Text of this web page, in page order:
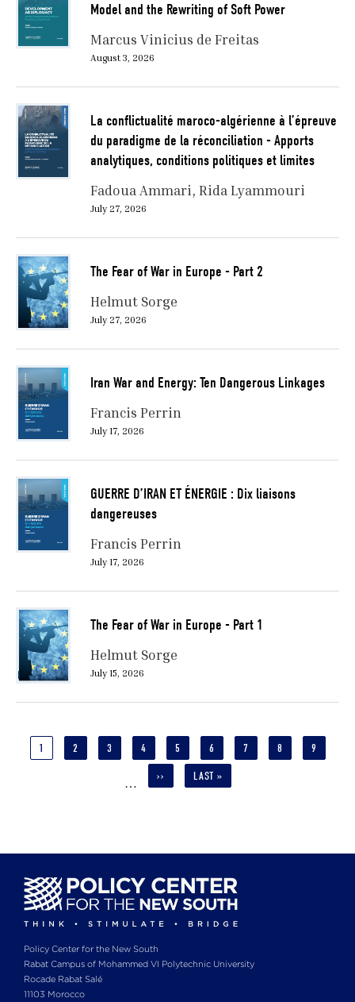
Model and the Rewriting of Soft Power
Marcus Vinicius de Freitas
August 3, 2026
La conflictualité maroco-algérienne à l’épreuve
du paradigme de la réconciliation - Apports
analytiques, conditions politiques et limites
Fadoua Ammari Rida Lyammouri
July 27, 2026
The Fear of War in Europe - Part 2
Helmut Sorge
July 27, 2026
Iran War and Energy: Ten Dangerous Linkages
Francis Perrin
July 17, 2026
GUERRE D’IRAN ET ÉNERGIE : Dix liaisons
dangereuses
Francis Perrin
July 17, 2026
The Fear of War in Europe - Part 1
Helmut Sorge
July 15, 2026
CURRENT
1 PAGE
2 PAGE
3 PAGE
4 PAGE
5 PAGE
6 PAGE
7 PAGE
8 PAGE
9
…
NEXT
››
LAST
LAST »
Policy Center for the New South
Rabat Campus of Mohammed VI Polytechnic University
Rocade Rabat Salé
11103 Morocco